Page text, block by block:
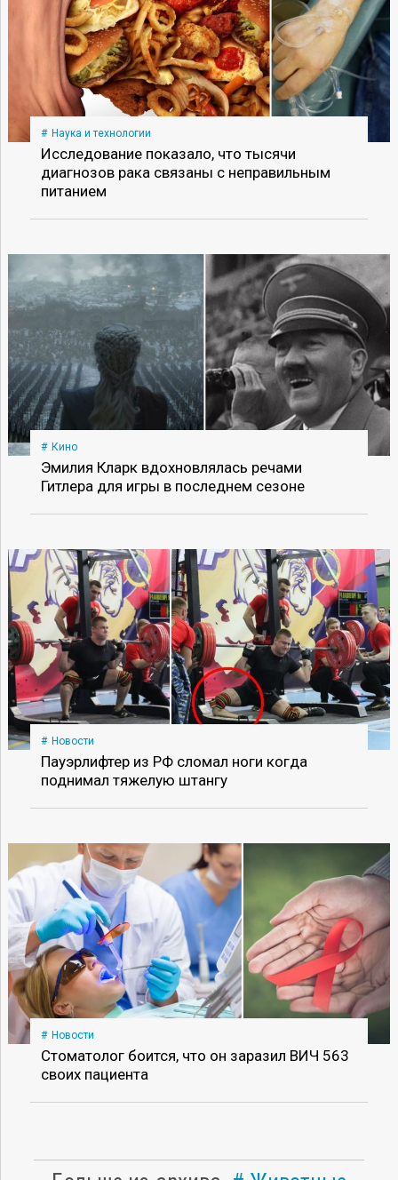
Наука и технологии
Исследование показало, что тысячи
диагнозов рака связаны с неправильным
питанием
Кино
Эмилия Кларк вдохновлялась речами
Гитлера для игры в последнем сезоне
Новости
Пауэрлифтер из РФ сломал ноги когда
поднимал тяжелую штангу
Новости
Стоматолог боится, что он заразил ВИЧ 563
своих пациента